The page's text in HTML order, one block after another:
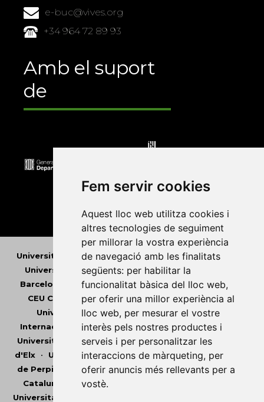
Fem servir cookies
Aquest lloc web utilitza cookies i
altres tecnologies de seguiment
per millorar la vostra experiència
de navegació amb les finalitats
següents: per habilitar la
funcionalitat bàsica del lloc web,
per oferir una millor experiència al
lloc web, per mesurar el vostre
interès pels nostres productes i
serveis i per personalitzar les
interaccions de màrqueting, per
oferir anuncis més rellevants per a
vostè.
e-buc@vives.org
+34 964 72 89 93
Amb el suport
de
Universitat Abat Oliba CEU•Universitat d'Alacant
Universitat d'Andorra•Universitat Autònoma de
Barcelona
Universitat de Barcelona•Universitat
CEU Cardenal Herrera•Universitat de Girona •
Universitat de les Illes Balears• Universitat
Internacional de Catalunya•Universitat Jaume I
Universitat de Lleida• Universitat Miguel Hernández
d'Elx• Universitat Oberta de Catalunya•Universitat
de Perpinyà Via Domitia•Universitat Politècnica de
Catalunya
Universitat Politècnica de València
Universitat Pompeu Fabra